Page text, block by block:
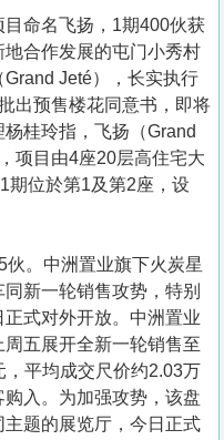
目命名飞扬，1期400伙获
合作发展的屯门小秀村
Jeté），长实执行
出预售楼花同意书，即将
桂玲指，飞扬（Grand
项目由4座20层高住宅大
期位於第1及第2座，设
伙。中洲置业旗下火炭星
新一轮销售攻势，特别
式对外开放。中洲置业
五展开全新一轮销售至
平均成交尺价约2.03万
入。为加强攻势，该盘
题的展览厅，今日正式